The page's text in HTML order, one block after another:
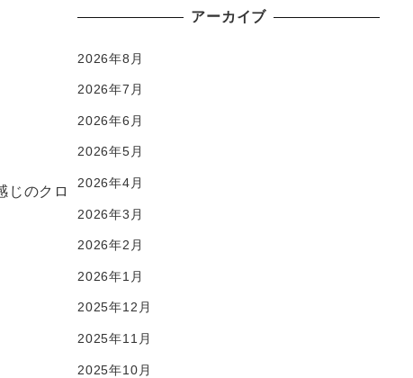
じのクロ
アーカイブ
2026年8月
2026年7月
2026年6月
2026年5月
2026年4月
2026年3月
2026年2月
2026年1月
2025年12月
2025年11月
2025年10月